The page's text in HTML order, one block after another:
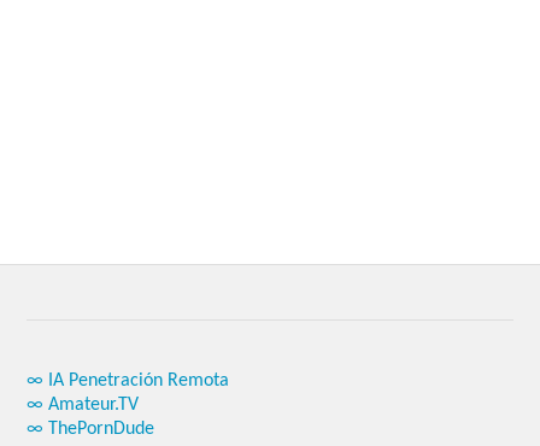
∞ IA Penetración Remota
∞ Amateur.TV
∞ ThePornDude